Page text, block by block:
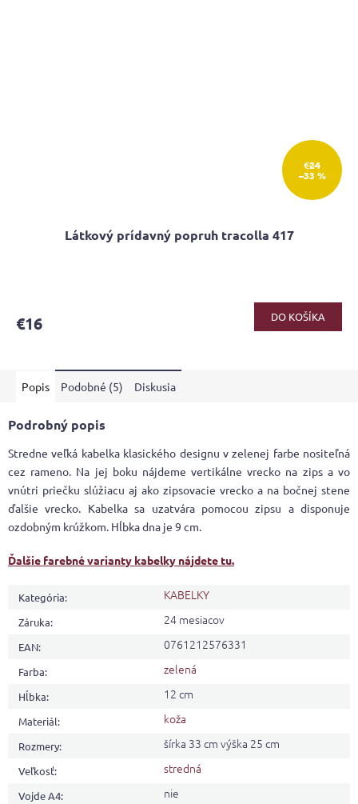
€24
–33 %
Látkový prídavný popruh tracolla 417
€16 DO KOŠÍKA
Popis Podobné (5) Diskusia
Podrobný popis
Stredne veľká kabelka klasického designu v zelenej farbe nositeľná
cez rameno. Na jej boku nájdeme vertikálne vrecko na zips a vo
vnútri priečku slúžiacu aj ako zipsovacie vrecko a na bočnej stene
ďalšie vrecko. Kabelka sa uzatvára pomocou zipsu a disponuje
ozdobným krúžkom. Hĺbka dna je 9 cm.
Ďalšie farebné varianty kabelky nájdete tu.
Kategória: KABELKY
Záruka: 24 mesiacov
EAN: 0761212576331
Farba: zelená
Hĺbka: 12 cm
Materiál: koža
Rozmery: šírka 33 cm výška 25 cm
Veľkosť: stredná
Vojde A4: nie